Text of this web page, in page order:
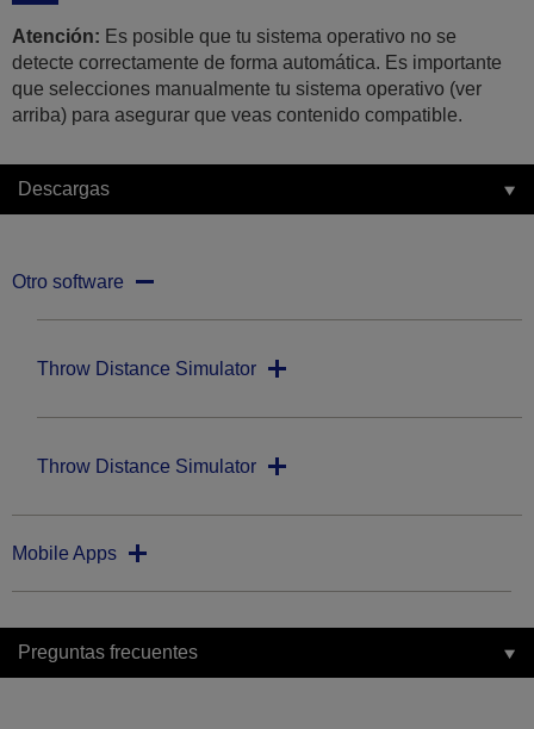
Atención: Es posible que tu sistema operativo no se
detecte correctamente de forma automática. Es importante
que selecciones manualmente tu sistema operativo (ver
arriba) para asegurar que veas contenido compatible.
Descargas
Otro software
Throw Distance Simulator
Throw Distance Simulator
Mobile Apps
Preguntas frecuentes